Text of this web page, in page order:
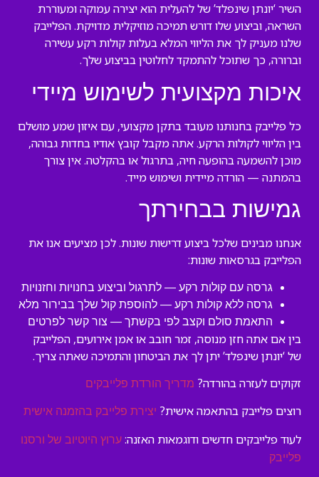
השיר ‘יונתן שינפלד’ של להעלית הוא יצירה עמוקה ומעוררת
השראה, וביצוע שלו דורש תמיכה מוזיקלית מדויקת. הפלייבק
שלנו מעניק לך את הליווי המלא בעלות קולות רקע עשירה
וברורה, כך שתוכל להתמקד לחלוטין בביצוע שלך.
איכות מקצועית לשימוש מיידי
כל פלייבק בחנותנו מעובד בתקן מקצועי, עם איזון שמע מושלם
בין הליווי לקולות הרקע. אתה מקבל קובץ אודיו בחדות גבוהה,
מוכן להשמעה בהופעה חיה, בתרגול או בהקלטה. אין צורך
בהמתנה — הורדה מיידית ושימוש מייד.
גמישות בבחירתך
אנחנו מבינים שלכל ביצוע דרישות שונות. לכן מציעים אנו את
הפלייבק בגרסאות שונות:
גרסה עם קולות רקע — לתרגול וביצוע בחנויות וחזנויות
גרסה ללא קולות רקע — להוספת קול שלך בבירור מלא
התאמת סולם וקצב לפי בקשתך — צור קשר לפרטים
בין אם אתה חזן מנוסה, זמר חובב או אמן אירועים, הפלייבק
של ‘יונתן שינפלד’ יתן לך את הביטחון והתמיכה שאתה צריך.
זקוקים לעזרה בהורדה? מדריך הורדת פלייבקים
רוצים פלייבק בהתאמה אישית? יצירת פלייבק בהזמנה אישית
לעוד פלייבקים חדשים ודוגמאות האזנה: ערוץ היוטיוב של ורסנו
פלייבק